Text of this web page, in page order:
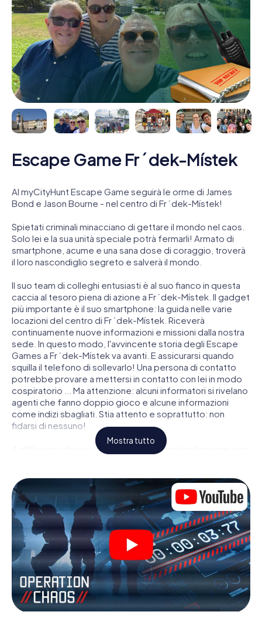
Escape Game Frýdek-Místek
Al myCityHunt Escape Game seguirà le orme di James
Bond e Jason Bourne - nel centro di Frýdek-Místek!
Spietati criminali minacciano di gettare il mondo nel caos.
Solo lei e la sua unità speciale potrà fermarli! Armato di
smartphone, acume e una sana dose di coraggio, troverà
il loro nascondiglio segreto e salverà il mondo.
Il suo team di colleghi entusiasti è al suo fianco in questa
caccia al tesoro piena di azione a Frýdek-Místek. Il gadget
più importante è il suo smartphone: la guida nelle varie
locazioni del centro di Frýdek-Místek. Riceverà
continuamente nuove informazioni e missioni dalla nostra
sede. In questo modo, l'avvincente storia degli Escape
Games a Frýdek-Místek va avanti. E assicurarsi quando
squilla il telefono di sollevarlo! Una persona di contatto
potrebbe provare a mettersi in contatto con lei in modo
cospiratorio ... Ma attenzione: alcuni informatori si rivelano
agenti che fanno doppio gioco e alcune informazioni
come indizi sbagliati. Stia attento e soprattutto: non
fidarsi di nessuno!
A differenza di una classica Escape Room bolognese, non
dichiara che tutta Frýdek-Místek è il suo campo di gioco
personale! Il requisito tecnico per la sua avventura da
agente a Frýdek-Místek é uno smartphone con accesso a
Internet mobile. Un clic le dà accesso alla nostra app web.
Non è necessario installare nulla per essere trascinati
nell'azione da video interattivi, minigiochi complicati e
molte altre funzionalità.
Lavori insieme con una squadra, origli le spie nemiche e
porti gli ufficiali di collegamento dalla sua parte. In questo
Escape Game a Frýdek-Místek lei e la sua squadra dovete
essere pronti a fermare i cattivi. A differenza di James
Mostra tutto